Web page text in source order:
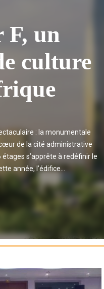
F, un
culture
: la monumentale
de la cité administrative
s’apprête à redéfinir le
année, l’édifice...